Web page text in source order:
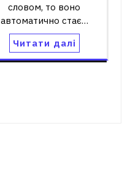
словом, то воно
автоматично стає…
Читати далі